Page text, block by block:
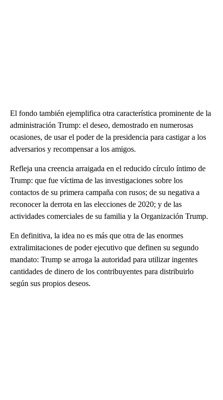
El fondo también ejemplifica otra característica prominente de la
administración Trump: el deseo, demostrado en numerosas
ocasiones, de usar el poder de la presidencia para castigar a los
adversarios y recompensar a los amigos.
Refleja una creencia arraigada en el reducido círculo íntimo de
Trump: que fue víctima de las investigaciones sobre los
contactos de su primera campaña con rusos; de su negativa a
reconocer la derrota en las elecciones de 2020; y de las
actividades comerciales de su familia y la Organización Trump.
En definitiva, la idea no es más que otra de las enormes
extralimitaciones de poder ejecutivo que definen su segundo
mandato: Trump se arroga la autoridad para utilizar ingentes
cantidades de dinero de los contribuyentes para distribuirlo
según sus propios deseos.